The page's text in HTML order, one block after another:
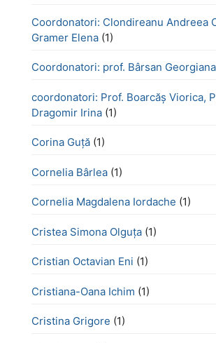
Coordonatori: Clondireanu Andreea
Gramer Elena (1)
Coordonatori: prof. Bârsan
coordonatori: Prof. Boarcăș Viorica,
Dragomir Irina (1)
Corina Guță (1)
Cornelia Bârlea (1)
Cornelia Magdalena Iordache (1)
Cristea Simona Olguța (1)
Cristian Octavian Eni (1)
Cristiana-Oana Ichim (1)
Cristina Grigore (1)